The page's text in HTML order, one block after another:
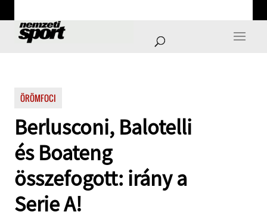
ÖRÖMFOCI
Berlusconi, Balotelli
és Boateng
összefogott: irány a
Serie A!